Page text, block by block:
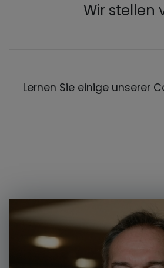
Wir stellen
Lernen Sie einige unserer